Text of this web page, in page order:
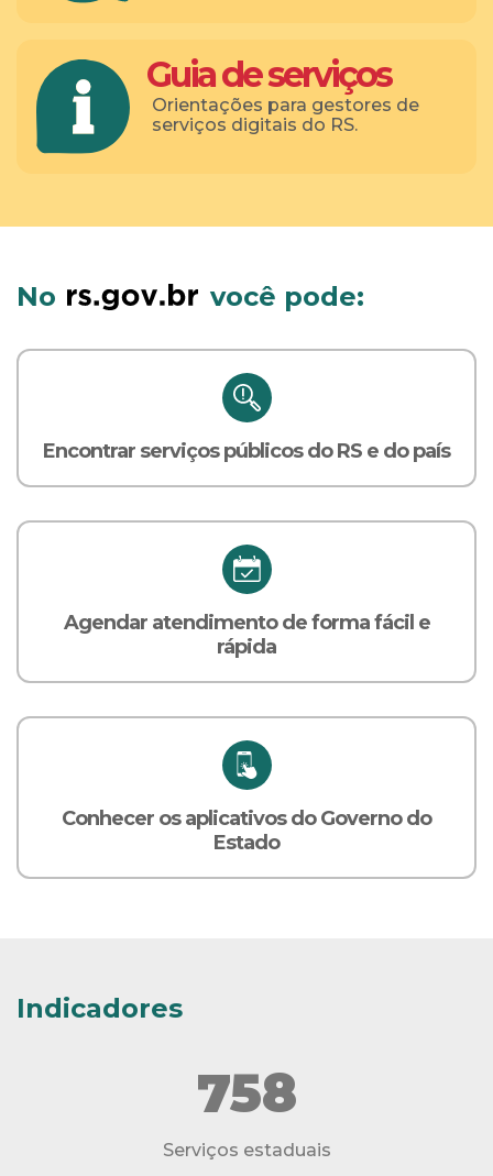
Guia de serviços
Orientações para gestores de
serviços digitais do RS.
No você pode:
Encontrar serviços públicos do RS e do país
Agendar atendimento de forma fácil e
rápida
Conhecer os aplicativos do Governo do
Estado
Indicadores
758
Serviços estaduais